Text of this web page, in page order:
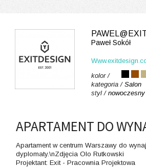
Paweł Sokół
kolor /
kategoria / Salon
styl / nowoczesny
APARTAMENT DO
Apartament w centrum Warszawy do
dyplomaty.\nZdjęcia Olo Rutkowski
Projektant: Exit - Pracownia Projektowa